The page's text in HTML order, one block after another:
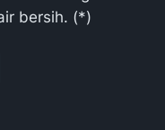
bersih. (*)